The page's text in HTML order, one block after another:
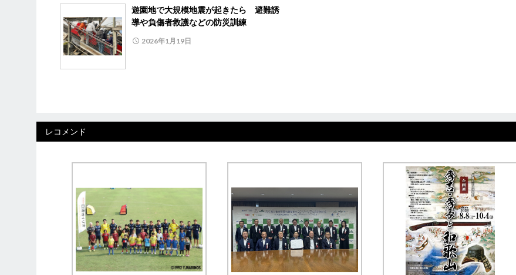
遊園地で大規模地震が起きたら 避難誘
導や負傷者救護などの防災訓練
2026年1月19日
レコメンド